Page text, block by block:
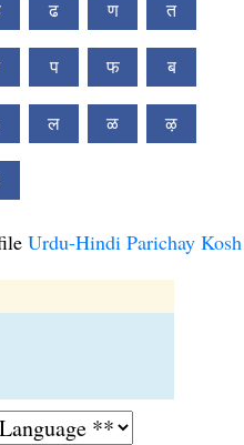
ढ ण त
प फ ब
ल ळ ऴ
Urdu-Hindi Parichay Kosh